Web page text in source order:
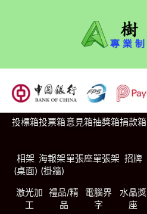
投標箱投票箱意見箱抽獎箱捐款箱
相架
(桌面)
海報架
(掛牆)
單張座單張架 招牌
激光加
工
禮品/精
品
電腦界
字
水晶獎
座